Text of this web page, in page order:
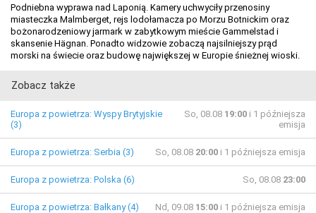
Podniebna wyprawa nad Laponią. Kamery uchwyciły przenosiny
miasteczka Malmberget, rejs lodołamacza po Morzu Botnickim oraz
bożonarodzeniowy jarmark w zabytkowym mieście Gammelstad i
skansenie Hägnan. Ponadto widzowie zobaczą najsilniejszy prąd
morski na świecie oraz budowę największej w Europie śnieżnej wioski.
Zobacz także
Europa z powietrza: Wyspy Brytyjskie
(3)
So, 08.08 19:00 i 1 późniejsza
emisja
Europa z powietrza: Serbia (3) So, 08.08 20:00 i 1 późniejsza emisja
Europa z powietrza: Polska (6) So, 08.08 23:00
Europa z powietrza: Bałkany (4) Nd, 09.08 15:00 i 1 późniejsza emisja